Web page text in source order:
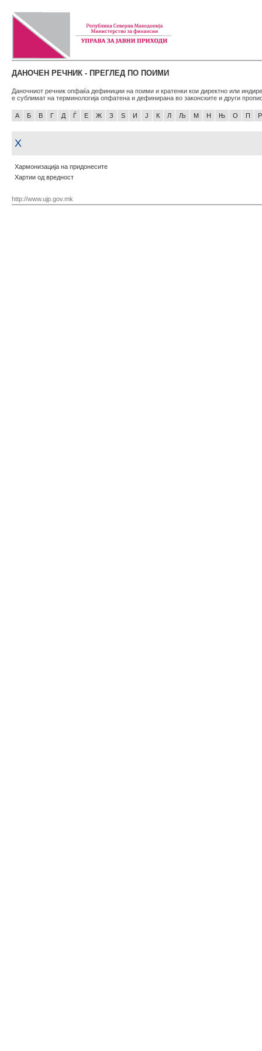
ДАНОЧЕН РЕЧНИК - ПРЕГЛЕД ПО ПОИМИ
Даночниот речник опфаќа дефиниции на поими и кратенки кои директно или
е сублимат на терминологија опфатена и дефинирана во законските и други
А Б В Г Д Ѓ Е Ж З Ѕ И Ј К Л Љ М Н Њ О П Р
Х
Хармонизација на придонесите
Хартии од вредност
http://www.ujp.gov.mk